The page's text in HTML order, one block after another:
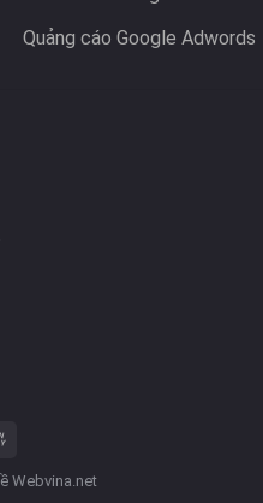
Quảng cáo Google Adwords
Webvina.net